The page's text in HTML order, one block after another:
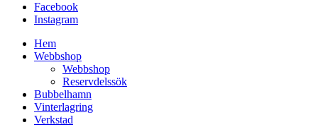
Facebook
Instagram
Hem
Webbshop
Webbshop
Reservdelssök
Bubbelhamn
Vinterlagring
Verkstad